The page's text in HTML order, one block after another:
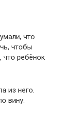
что
чтобы
что ребёнок
из него.
вину.